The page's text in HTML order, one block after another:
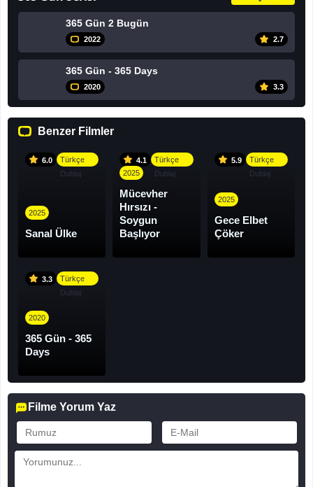
365 Gün 2 Bugün
2022 2.7
365 Gün - 365 Days
2020 3.3
Benzer Filmler
6.0
Türkçe
Dublaj
2025
Sanal Ülke
4.1
Türkçe
Dublaj
2025
Mücevher
Hırsızı -
Soygun
Başlıyor
5.9
Türkçe
Dublaj
2025
Gece Elbet
Çöker
3.3
Türkçe
Dublaj
2020
365 Gün - 365
Days
Filme Yorum Yaz